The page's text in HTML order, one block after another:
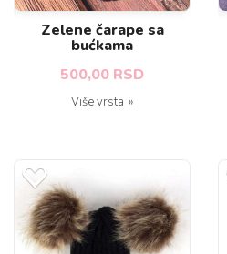
Zelene čarape sa
bućkama
500,00 RSD
Više vrsta